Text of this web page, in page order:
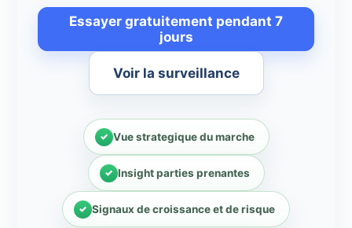
Essayer gratuitement pendant 7
jours
Voir la surveillance
Vue strategique du marche
Insight parties prenantes
Signaux de croissance et de risque